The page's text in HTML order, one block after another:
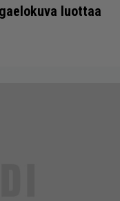
luottaa